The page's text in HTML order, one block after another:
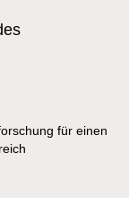
für einen